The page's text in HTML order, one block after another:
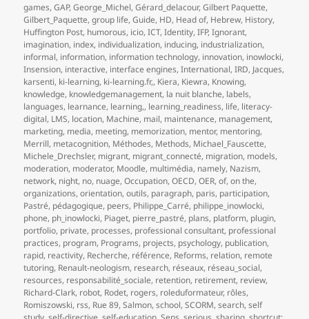
games,GAP,George_Michel,Gérard_delacour,Gilbert Paquette,
Gilbert_Paquette,group life,Guide, HD, Head of, Hebrew, History,
Huffington Post, humorous, icio,ICT,Identity,IFP,Ignorant,
imagination, index, individualization, inducing, industrialization,
informal, information, information technology, innovation, inowlocki,
Insension, interactive, interface engines,International,IRD, Jacques,
karsenti, ki-learning, ki-learning.fr,, Kiera, Kiewra, Knowing,
knowledge, knowledgemanagement, la nuit blanche, labels,
languages, learnance, learning,, learning_readiness, life, literacy-
digital, LMS, location, Machine, mail, maintenance, management,
marketing, media, meeting, memorization, mentor, mentoring,
Merrill, metacognition, Méthodes, Methods, Michael_Fauscette,
Michele_Drechsler, migrant, migrant_connecté, migration, models,
moderation, moderator, Moodle, multimédia, namely, Nazism,
network, night, no, nuage,Occupation,OECD,OER,of,on the,
organizations,orientation,outils, paragraph, paris, participation,
Pastré, pédagogique, peers, Philippe_Carré, philippe_inowlocki,
phone, ph_inowlocki, Piaget, pierre_pastré, plans, platform, plugin,
portfolio, private, processes, professional consultant, professional
practices, program, Programs, projects, psychology, publication,
rapid, reactivity, Recherche, référence, Reforms, relation, remote
tutoring, Renault-neologism, research, réseaux, réseau_social,
resources, responsabilité_sociale, retention, retirement, review,
Richard-Clark, robot, Rodet, rogers, roleduformateur, rôles,
Romiszowski, rss, Rue 89,Salmon,school,SCORM,search,self